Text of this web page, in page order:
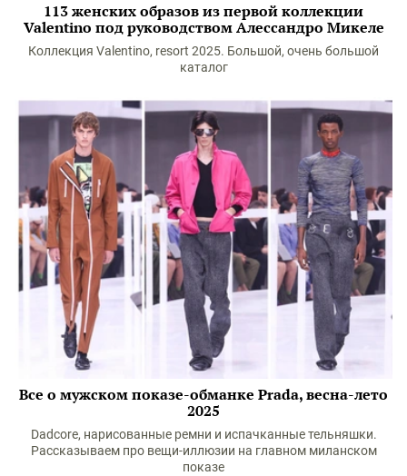
113 женских образов из первой коллекции
Valentino под руководством Алессандро Микеле
Коллекция Valentino, resort 2025. Большой, очень большой
каталог
Все о мужском показе-обманке Prada, весна-лето
2025
Dadcore, нарисованные ремни и испачканные тельняшки.
Рассказываем про вещи-иллюзии на главном миланском
показе